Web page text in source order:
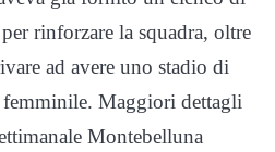
rinforzare la squadra, oltre
ad avere uno stadio di
femminile. Maggiori dettagli
Montebelluna